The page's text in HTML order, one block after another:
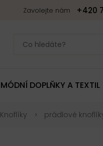
Zavolejte nám +420
MÓDNÍ DOPLŇKY A TEXTIL
Knoflíky prádlové